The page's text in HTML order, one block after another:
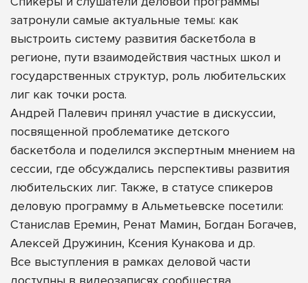
затронули самые актуальные темы: как
выстроить систему развития баскетбола в
регионе, пути взаимодействия частных школ и
государственных структур, роль любительских
лиг как точки роста.
Андрей Палевич принял участие в дискуссии,
посвященной проблематике детского
баскетбола и поделился экспертным мнением на
сессии, где обсуждались перспективы развития
любительских лиг. Также, в статусе спикеров
деловую программу в Альметьевске посетили:
Станислав Еремин, Ренат Мамин, Богдан Богачев,
Алексей Дружинин, Ксения Кунакова и др.
Все выступления в рамках деловой части